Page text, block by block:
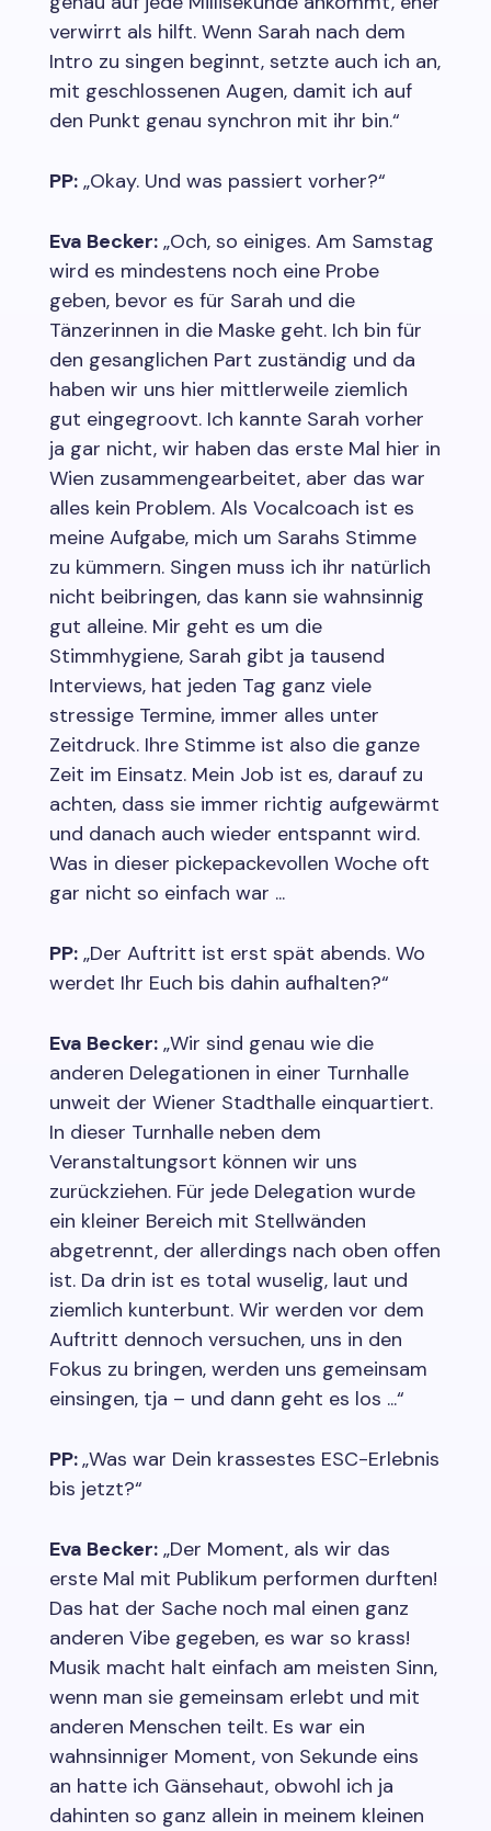
verwirrt als hilft. Wenn Sarah nach dem
Intro zu singen beginnt, setzte auch ich an,
mit geschlossenen Augen, damit ich auf
den Punkt genau synchron mit ihr bin.“
PP:„Okay. Und was passiert vorher?“
Eva Becker:„Och, so einiges. Am Samstag
wird es mindestens noch eine Probe
geben, bevor es für Sarah und die
Tänzerinnen in die Maske geht. Ich bin für
den gesanglichen Part zuständig und da
haben wir uns hier mittlerweile ziemlich
gut eingegroovt. Ich kannte Sarah vorher
ja gar nicht, wir haben das erste Mal hier in
Wien zusammengearbeitet, aber das war
alles kein Problem. Als Vocalcoach ist es
meine Aufgabe, mich um Sarahs Stimme
zu kümmern. Singen muss ich ihr natürlich
nicht beibringen, das kann sie wahnsinnig
gut alleine. Mir geht es um die
Stimmhygiene, Sarah gibt ja tausend
Interviews, hat jeden Tag ganz viele
stressige Termine, immer alles unter
Zeitdruck. Ihre Stimme ist also die ganze
Zeit im Einsatz. Mein Job ist es, darauf zu
achten, dass sie immer richtig aufgewärmt
und danach auch wieder entspannt wird.
Was in dieser pickepackevollen Woche oft
gar nicht so einfach war ...
PP:„Der Auftritt ist erst spät abends. Wo
werdet Ihr Euch bis dahin aufhalten?“
Eva Becker:„Wir sind genau wie die
anderen Delegationen in einer Turnhalle
unweit der Wiener Stadthalle einquartiert.
In dieser Turnhalle neben dem
Veranstaltungsort können wir uns
zurückziehen. Für jede Delegation wurde
ein kleiner Bereich mit Stellwänden
abgetrennt, der allerdings nach oben offen
ist. Da drin ist es total wuselig, laut und
ziemlich kunterbunt. Wir werden vor dem
Auftritt dennoch versuchen, uns in den
Fokus zu bringen, werden uns gemeinsam
einsingen, tja – und dann geht es los ...“
PP:„Was war Dein krassestes ESC-Erlebnis
bis jetzt?“
Eva Becker:„Der Moment, als wir das
erste Mal mit Publikum performen durften!
Das hat der Sache noch mal einen ganz
anderen Vibe gegeben, es war so krass!
Musik macht halt einfach am meisten Sinn,
wenn man sie gemeinsam erlebt und mit
anderen Menschen teilt. Es war ein
wahnsinniger Moment, von Sekunde eins
an hatte ich Gänsehaut, obwohl ich ja
dahinten so ganz allein in meinem kleinen